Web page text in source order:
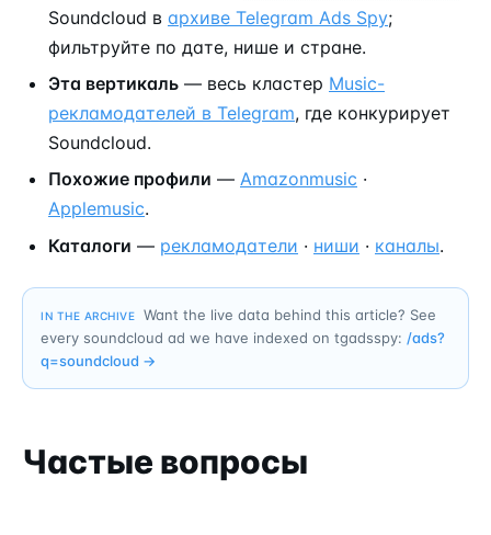
Soundcloud в архиве Telegram Ads Spy;
фильтруйте по дате, нише и стране.
Эта вертикаль — весь кластер Music-
рекламодателей в Telegram, где конкурирует
Soundcloud.
Похожие профили — Amazonmusic ·
Applemusic.
Каталоги — рекламодатели · ниши · каналы.
IN THE ARCHIVE
Want the live data behind this article? See
every soundcloud ad we have indexed on tgadsspy: /ads?
q=soundcloud →
Частые вопросы